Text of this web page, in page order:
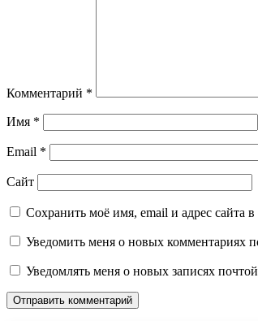
Комментарий *
Имя *
Email *
Сайт
Сохранить моё имя, email и адрес сайта
Уведомить меня о новых комментариях
Уведомлять меня о новых записях